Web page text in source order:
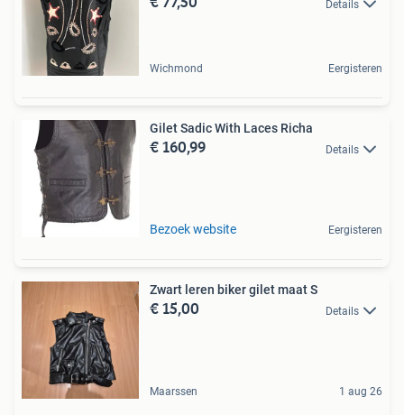
Details
Wichmond Eergisteren
Gilet Sadic With Laces Richa
€ 160,99 Details
Bezoek website Eergisteren
Zwart leren biker gilet maat S
€ 15,00 Details
Maarssen 1 aug 26